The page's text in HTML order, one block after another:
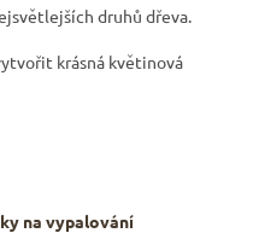
druhů dřeva.
krásná květinová
na vypalování